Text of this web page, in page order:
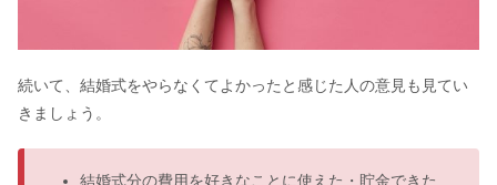
続いて、結婚式をやらなくてよかったと感じた人の意見も見てい
きましょう。
結婚式分の費用を好きなことに使えた・貯金できた